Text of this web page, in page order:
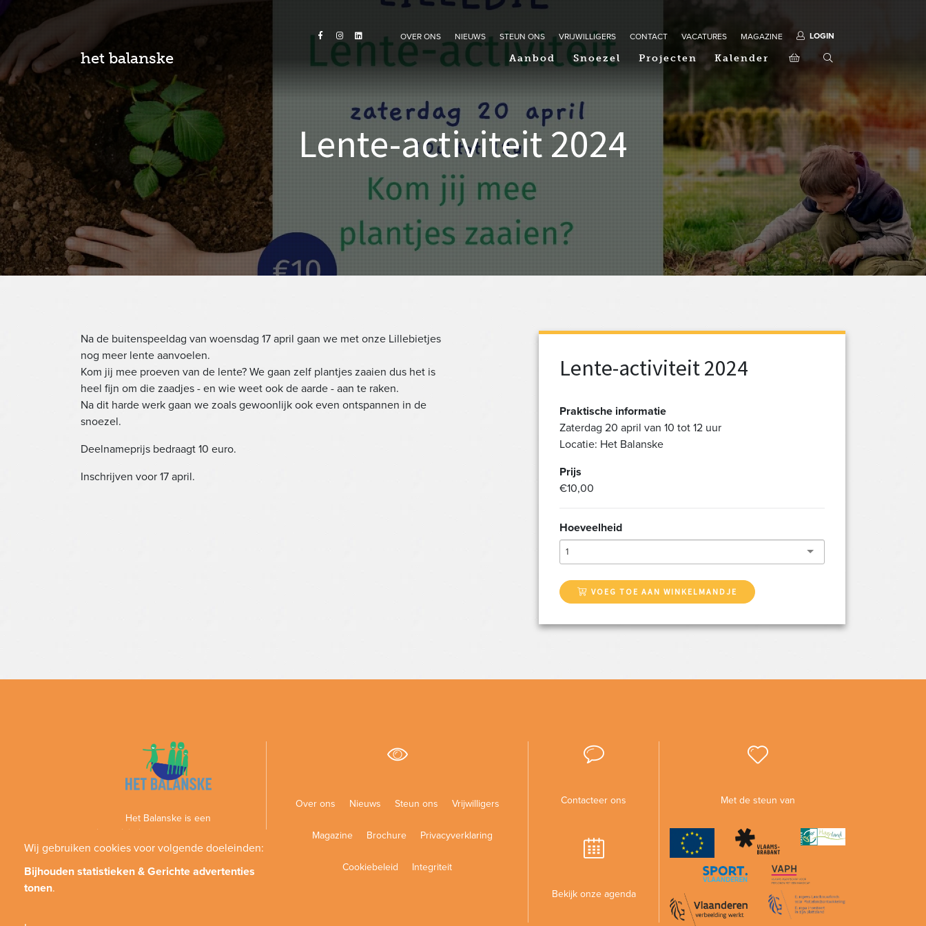
OVER ONS NIEUWS STEUN ONS VRIJWILLIGERS CONTACT VACATURES MAGAZINE LOGIN
het balanske Aanbod Snoezel Projecten Kalender
Lente-activiteit 2024
Na de buitenspeeldag van woensdag 17 april gaan we met onze Lillebietjes
nog meer lente aanvoelen.
Kom jij mee proeven van de lente? We gaan zelf plantjes zaaien dus het is
heel fijn om die zaadjes - en wie weet ook de aarde - aan te raken.
Na dit harde werk gaan we zoals gewoonlijk ook even ontspannen in de
snoezel.
Deelnameprijs bedraagt 10 euro.
Inschrijven voor 17 april.
Lente-activiteit 2024
Praktische informatie
Zaterdag 20 april van 10 tot 12 uur
Locatie: Het Balanske
Prijs
€10,00
Hoeveelheid
1
VOEG TOE AAN WINKELMANDJE
Het Balanske is een
gezinsactiviteitencentrum voor personen
met een handicap en hun gezin
Over ons Nieuws Steun ons Vrijwilligers
Magazine Brochure Privacyverklaring
Cookiebeleid Integriteit
Contacteer ons
Bekijk onze agenda
Met de steun van
Wij gebruiken cookies voor volgende doeleinden:
Bijhouden statistieken & Gerichte advertenties
tonen.